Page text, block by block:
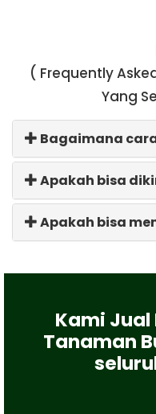
( Frequently
Yang
Bagaimana
Apakah bisa
Apakah bisa
Kami Jual
Tanaman